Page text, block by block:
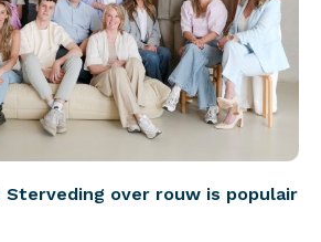
Sterveding over rouw is populair